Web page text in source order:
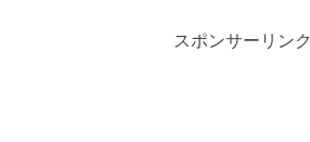
スポンサーリンク